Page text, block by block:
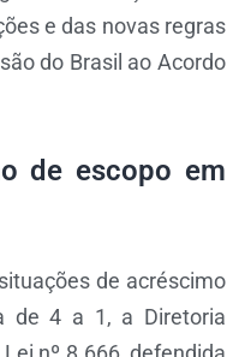
e das novas regras
do Brasil ao Acordo
de escopo em
de acréscimo
de 4 a 1, a Diretoria